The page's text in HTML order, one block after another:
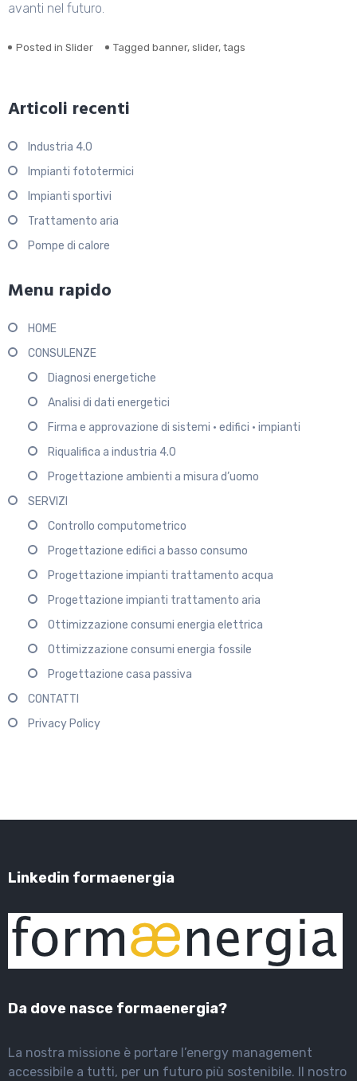
avanti nel futuro.
Posted in Slider Tagged banner, slider, tags
Articoli recenti
Industria 4.0
Impianti fototermici
Impianti sportivi
Trattamento aria
Pompe di calore
Menu rapido
HOME
CONSULENZE
Diagnosi energetiche
Analisi di dati energetici
Firma e approvazione di sistemi • edifici • impianti
Riqualifica a industria 4.0
Progettazione ambienti a misura d’uomo
SERVIZI
Controllo computometrico
Progettazione edifici a basso consumo
Progettazione impianti trattamento acqua
Progettazione impianti trattamento aria
Ottimizzazione consumi energia elettrica
Ottimizzazione consumi energia fossile
Progettazione casa passiva
CONTATTI
Privacy Policy
Linkedin formaenergia
Da dove nasce formaenergia?
La nostra missione è portare l’energy management
accessibile a tutti, per un futuro più sostenibile. Il nostro